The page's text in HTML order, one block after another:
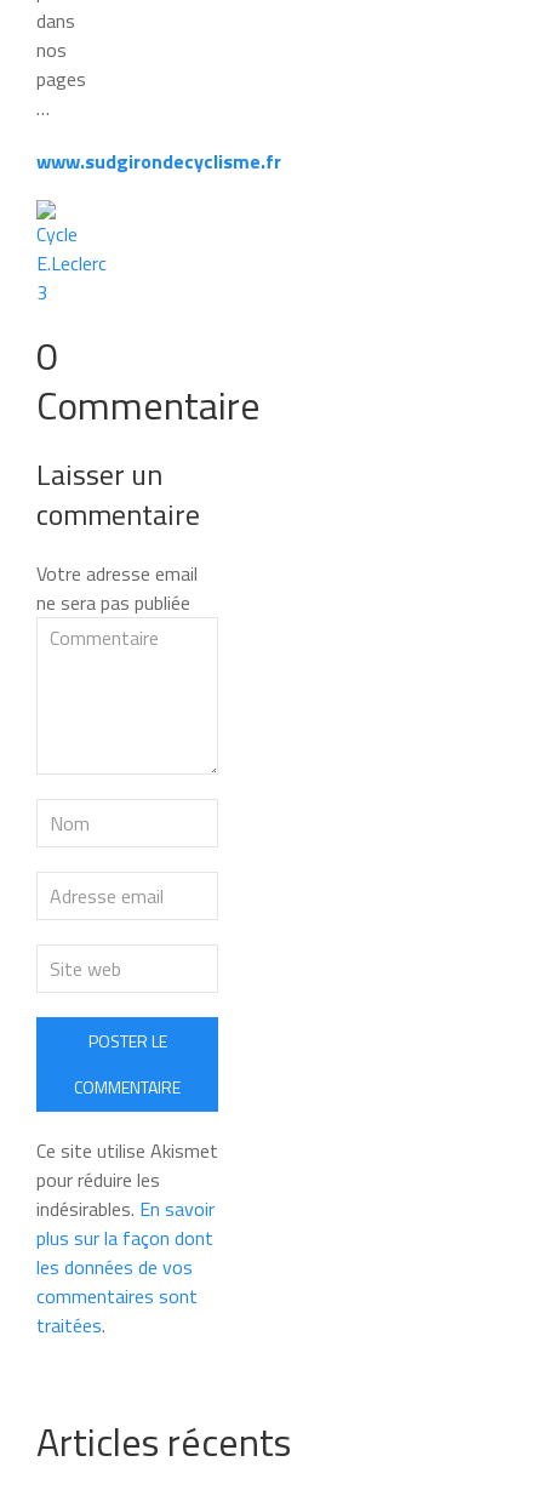
dans
nos
pages
…
www.sudgirondecyclisme.fr
0
Commentaire
Laisser un
commentaire
Votre adresse email
ne sera pas publiée
POSTER LE
COMMENTAIRE
Ce site utilise Akismet
pour réduire les
indésirables. En savoir
plus sur la façon dont
les données de vos
commentaires sont
traitées.
Articles récents